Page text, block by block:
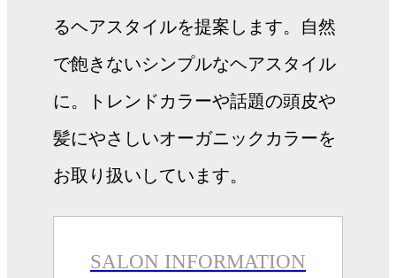
るヘアスタイルを提案します。自然
で飽きないシンプルなヘアスタイル
に。トレンドカラーや話題の頭皮や
髪にやさしいオーガニックカラーを
お取り扱いしています。
SALON INFORMATION